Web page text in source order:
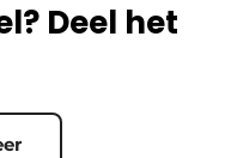
Deel het